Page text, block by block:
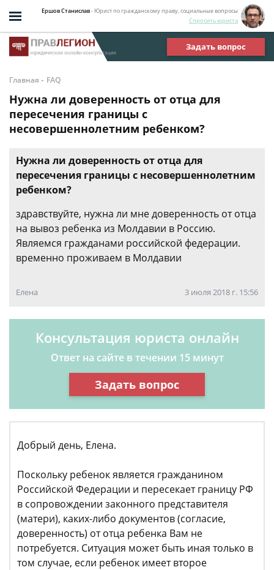
Ершов Станислав- Юрист по гражданскому праву, социальные вопросы
Спросить юриста
Задать вопрос
Главная - FAQ
Нужна ли доверенность от отца для
пересечения границы с
несовершеннолетним ребенком?
Нужна ли доверенность от отца для
пересечения границы с несовершеннолетним
ребенком?
здравствуйте, нужна ли мне доверенность от отца
на вывоз ребенка из Молдавии в Россию.
Являемся гражданами российской федерации.
временно проживаем в Молдавии
Елена 3 июля 2018 г. 15:56
Консультация юриста онлайн
Ответ на сайте в течении 15 минут
Задать вопрос
Добрый день, Елена.
Поскольку ребенок является гражданином
Российской Федерации и пересекает границу РФ
в сопровождении законного представителя
(матери), каких-либо документов (согласие,
доверенность) от отца ребенка Вам не
потребуется. Ситуация может быть иная только в
том случае, если ребенок имеет второе